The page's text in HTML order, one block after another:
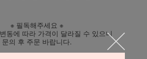
※ 필독해주세요 ※
동에 따라 가격이 달라질 수 있으니
문의 후 주문 바랍니다.